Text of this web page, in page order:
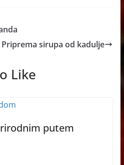
Priprema sirupa od kadulje
Like
putem